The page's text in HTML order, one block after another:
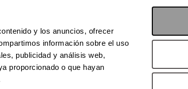
y los anuncios, ofrecer
información sobre el uso
publicidad y análisis web,
proporcionado o que hayan